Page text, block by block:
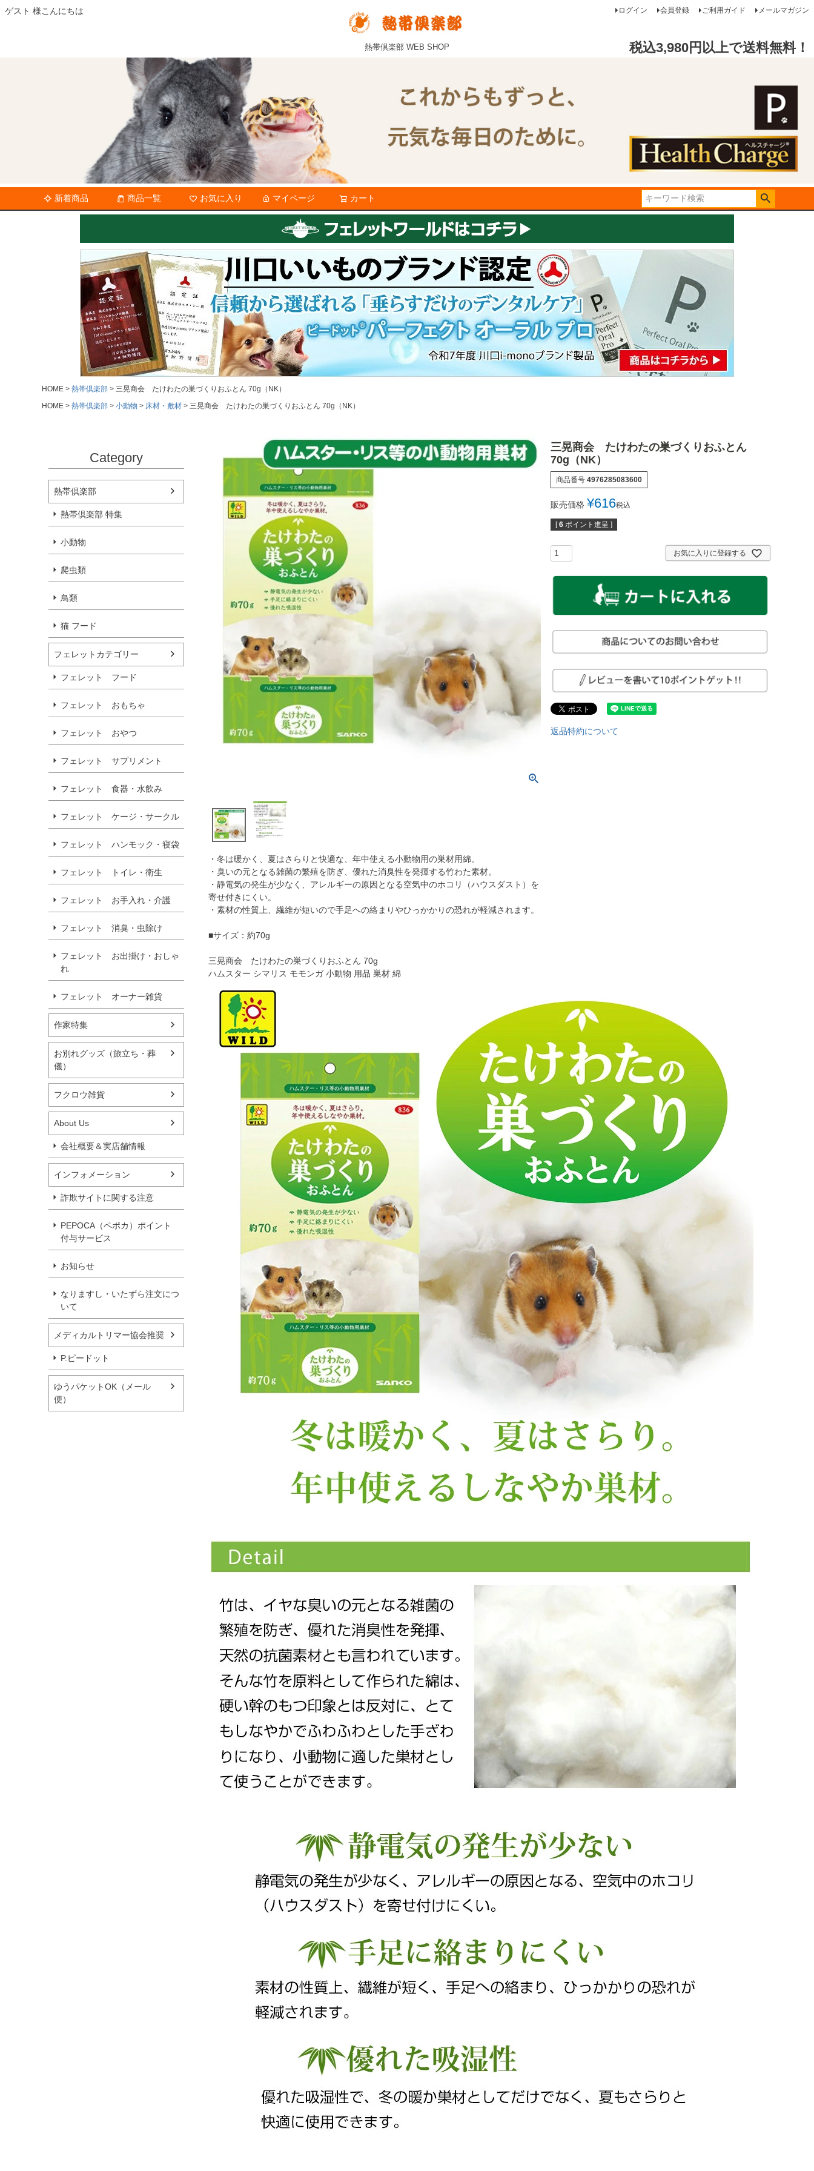
ゲスト 様こんにちは
熱帯倶楽部 WEB SHOP
ログイン 会員登録 ご利用ガイド メールマガジン
税込3,980円以上で送料無料！
新着商品 商品一覧 お気に入り マイページ カート
HOME 熱帯倶楽部
三晃商会 たけわたの巣づくりおふとん 70g（NK）
HOME
熱帯倶楽部 小動物 床材・敷材 三晃商会 たけわたの巣づくりおふとん 70g（NK）
Category
熱帯倶楽部
熱帯倶楽部 特集
小動物
爬虫類
鳥類
猫 フード
フェレットカテゴリー
フェレット フード
フェレット おもちゃ
フェレット おやつ
フェレット サプリメント
フェレット 食器・水飲み
フェレット ケージ・サークル
フェレット ハンモック・寝袋
フェレット トイレ・衛生
フェレット お手入れ・介護
フェレット 消臭・虫除け
フェレット お出掛け・おしゃ
れ
フェレット オーナー雑貨
作家特集
お別れグッズ（旅立ち・葬
儀）
フクロウ雑貨
About Us
会社概要＆実店舗情報
インフォメーション
詐欺サイトに関する注意
PEPOCA（ペポカ）ポイント
付与サービス
お知らせ
なりますし・いたずら注文につ
いて
メディカルトリマー協会推奨
P.ピードット
ゆうパケットOK（メール
便）
・冬は暖かく、夏はさらりと快適な、年中使える小動物用の巣材用綿。
・臭いの元となる雑菌の繁殖を防ぎ、優れた消臭性を発揮する竹わた素材。
・静電気の発生が少なく、アレルギーの原因となる空気中のホコリ（ハウスダスト）を
寄せ付きにくい。
・素材の性質上、繊維が短いので手足への絡まりやひっかかりの恐れが軽減されます。
■サイズ：約70g
三晃商会 たけわたの巣づくりおふとん 70g
ハムスター シマリス モモンガ 小動物 用品 巣材 綿
三晃商会 たけわたの巣づくりおふとん
70g（NK）
商品番号 4976285083600
販売価格 ¥616税込
[ 6 ポイント進呈 ]
お気に入りに登録する
返品特約について